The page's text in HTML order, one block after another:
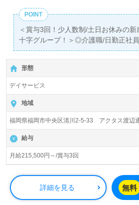
せお待ちしております。
POINT
＜賞与3回！少人数制/土日お休みの
十字グループ！＞◎介護職/日勤正社
215,500円以上】
＊国家資格介護福祉士有資格者向け
歩8分。お車通勤可能です。
1日定員15名『Let’sリハ渡辺通』桜
桜十字（本社：熊本県熊本市）様の運
業員数8,122名以上、国内外14法人の
防医療、高齢者住宅、在宅サービス
ットネス、ホテル、スポーツ事業等を
◎次のステージは『Happy Spiral（ハ
ル）』桜十字グループ様の一員とし
護職！◎
看護助手や介護職経験のある方をお
ビス経験は不問です。比較的介護度
形態
デイサービス
地域
福岡県福岡市中央区清川2-5-33 アクタス渡辺
給与
月給215,500円～/賞与3回
詳細を見る 無料